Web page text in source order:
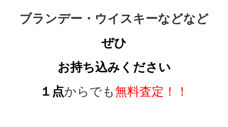
ブランデー・ウイスキーなどなど
ぜひ
お持ち込みください
１点からでも無料査定！！